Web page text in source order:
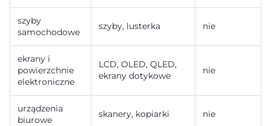
szyby
samochodowe
szyby, lusterka nie
ekrany i
powierzchnie
elektroniczne
LCD, OLED, QLED,
ekrany dotykowe
nie
urządzenia
biurowe
skanery, kopiarki nie